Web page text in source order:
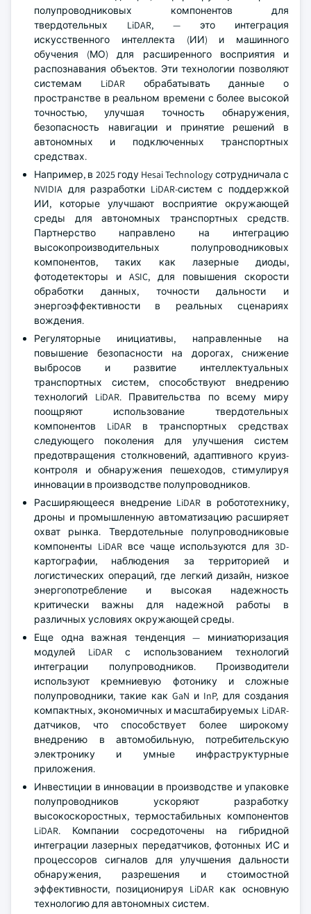
полупроводниковых компонентов для
твердотельных LiDAR, — это интеграция
искусственного интеллекта (ИИ) и машинного
обучения (МО) для расширенного восприятия и
распознавания объектов. Эти технологии позволяют
системам LiDAR обрабатывать данные о
пространстве в реальном времени с более высокой
точностью, улучшая точность обнаружения,
безопасность навигации и принятие решений в
автономных и подключенных транспортных
средствах.
Например, в 2025 году Hesai Technology сотрудничала с
NVIDIA для разработки LiDAR-систем с поддержкой
ИИ, которые улучшают восприятие окружающей
среды для автономных транспортных средств.
Партнерство направлено на интеграцию
высокопроизводительных полупроводниковых
компонентов, таких как лазерные диоды,
фотодетекторы и ASIC, для повышения скорости
обработки данных, точности дальности и
энергоэффективности в реальных сценариях
вождения.
Регуляторные инициативы, направленные на
повышение безопасности на дорогах, снижение
выбросов и развитие интеллектуальных
транспортных систем, способствуют внедрению
технологий LiDAR. Правительства по всему миру
поощряют использование твердотельных
компонентов LiDAR в транспортных средствах
следующего поколения для улучшения систем
предотвращения столкновений, адаптивного круиз-
контроля и обнаружения пешеходов, стимулируя
инновации в производстве полупроводников.
Расширяющееся внедрение LiDAR в робототехнику,
дроны и промышленную автоматизацию расширяет
охват рынка. Твердотельные полупроводниковые
компоненты LiDAR все чаще используются для 3D-
картографии, наблюдения за территорией и
логистических операций, где легкий дизайн, низкое
энергопотребление и высокая надежность
критически важны для надежной работы в
различных условиях окружающей среды.
Еще одна важная тенденция — миниатюризация
модулей LiDAR с использованием технологий
интеграции полупроводников. Производители
используют кремниевую фотонику и сложные
полупроводники, такие как GaN и InP, для создания
компактных, экономичных и масштабируемых LiDAR-
датчиков, что способствует более широкому
внедрению в автомобильную, потребительскую
электронику и умные инфраструктурные
приложения.
Инвестиции в инновации в производстве и упаковке
полупроводников ускоряют разработку
высокоскоростных, термостабильных компонентов
LiDAR. Компании сосредоточены на гибридной
интеграции лазерных передатчиков, фотонных ИС и
процессоров сигналов для улучшения дальности
обнаружения, разрешения и стоимостной
эффективности, позиционируя LiDAR как основную
технологию для автономных систем.